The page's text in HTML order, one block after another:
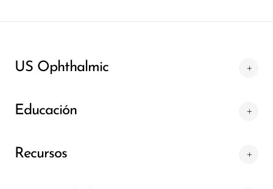
US Ophthalmic
Educación
Recursos